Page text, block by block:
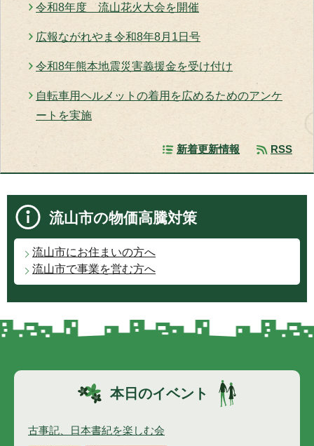
令和8年度 流山花火大会を開催
広報ながれやま令和8年8月1日号
令和8年熊本地震災害義援金を受け付け
自転車用ヘルメットの着用を広めるためのアンケ
ートを実施
新着更新情報 RSS
流山市の物価高騰対策
流山市にお住まいの方へ
流山市で事業を営む方へ
本日のイベント
古事記、日本書紀を楽しむ会